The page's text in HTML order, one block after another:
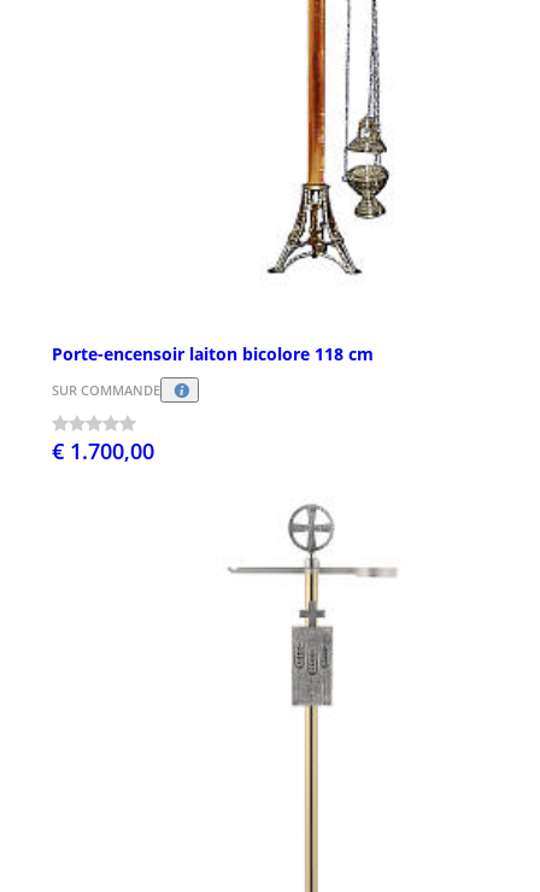
Porte-encensoir laiton bicolore 118 cm
SUR COMMANDE
€ 1.700,00